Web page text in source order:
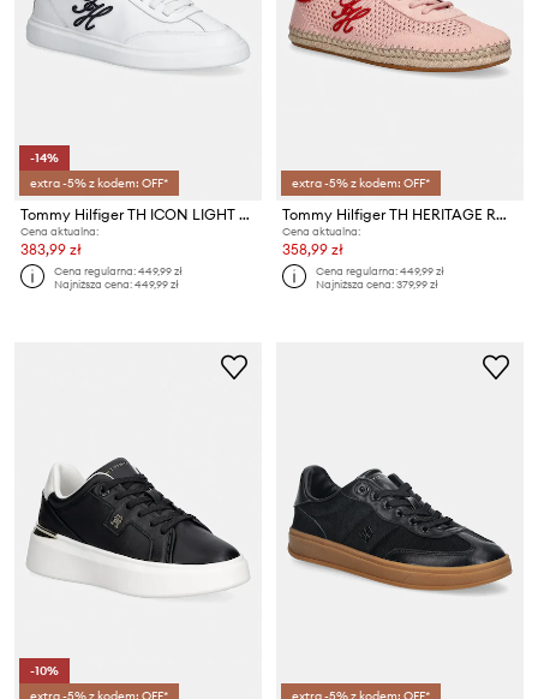
-14%
extra -5% z kodem: OFF*
Tommy Hilfiger TH ICON LIGHT SNEAKER sneakersy damskie skórzane
Cena aktualna:
383,99 zł
Cena regularna:449,99 zł
Najniższa cena:449,99 zł
extra -5% z kodem: OFF*
Tommy Hilfiger TH HERITAGE ROPE SNEAKER sneakersy damskie
Cena aktualna:
358,99 zł
Cena regularna:449,99 zł
Najniższa cena:379,99 zł
-10%